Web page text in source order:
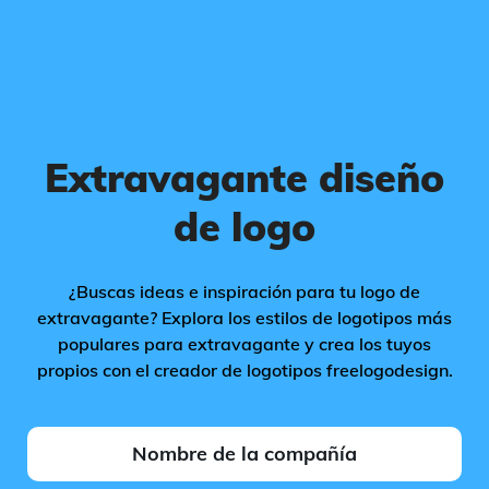
Extravagante diseño
de logo
¿Buscas ideas e inspiración para tu logo de
extravagante? Explora los estilos de logotipos más
populares para extravagante y crea los tuyos
propios con el creador de logotipos freelogodesign.